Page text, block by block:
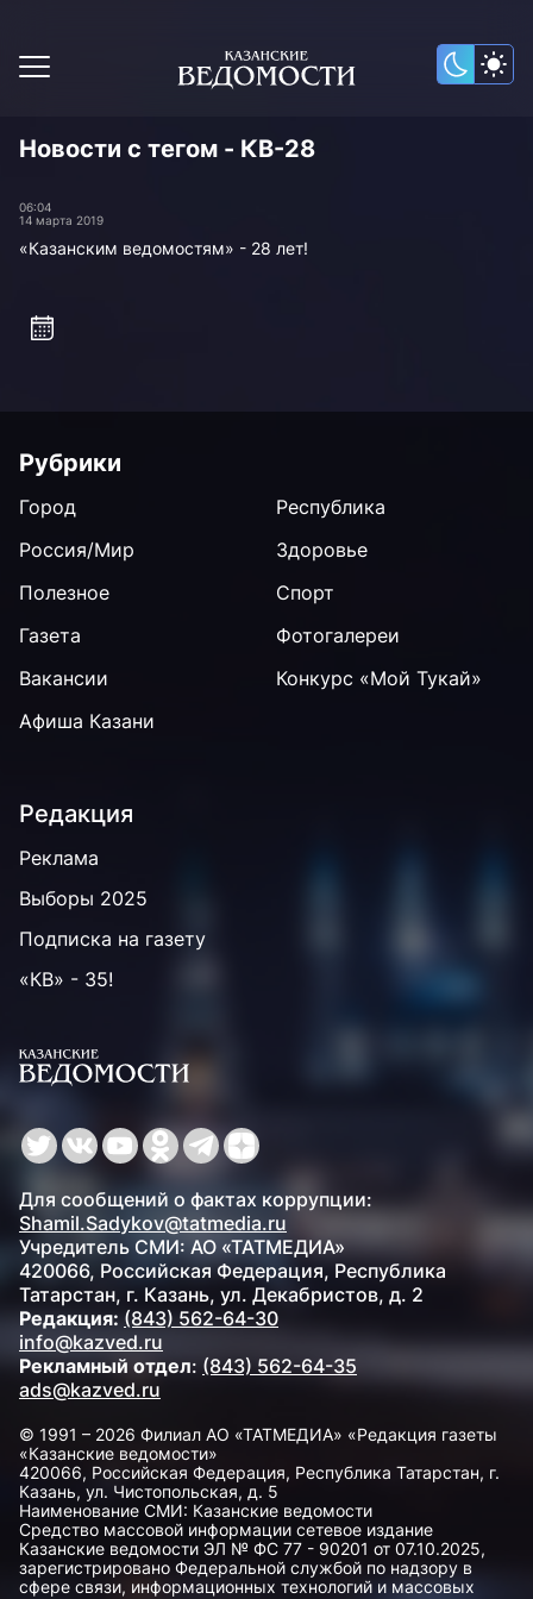
Новости с тегом - КВ-28
06:04
14 марта 2019
«Казанским ведомостям» - 28 лет!
Рубрики
Город
Республика
Россия/Мир
Здоровье
Полезное
Спорт
Газета
Фотогалереи
Вакансии
Конкурс «Мой Тукай»
Афиша Казани
Редакция
Реклама
Выборы 2025
Подписка на газету
«КВ» - 35!
Для сообщений о фактах коррупции:
Shamil.Sadykov@tatmedia.ru
Учредитель СМИ: АО «ТАТМЕДИА»
420066, Российская Федерация, Республика
Татарстан, г. Казань, ул. Декабристов, д. 2
Редакция: (843) 562-64-30
info@kazved.ru
Рекламный отдел: (843) 562-64-35
ads@kazved.ru
© 1991 – 2026 Филиал АО «ТАТМЕДИА» «Редакция газеты
«Казанские ведомости»
420066, Российская Федерация, Республика Татарстан, г.
Казань, ул. Чистопольская, д. 5
Наименование СМИ: Казанские ведомости
Средство массовой информации сетевое издание
Казанские ведомости ЭЛ № ФС 77 - 90201 от 07.10.2025,
зарегистрировано Федеральной службой по надзору в
сфере связи, информационных технологий и массовых